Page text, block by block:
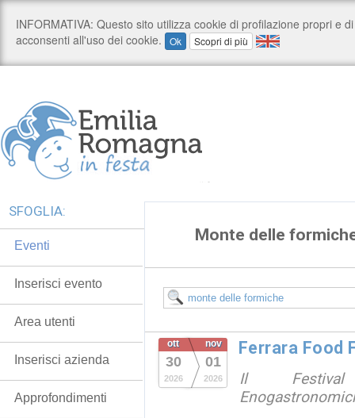
Monte delle
ott
30
2026
nov
01
2026
Ferrara Food
Il Festival
SFOGLIA:
Eventi
Inserisci evento
Area utenti
Inserisci azienda
Approfondimenti